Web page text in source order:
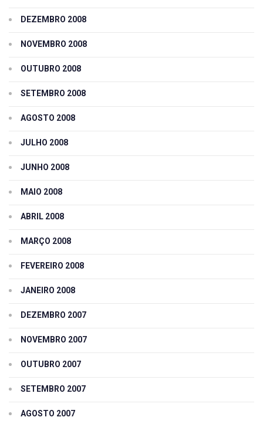
DEZEMBRO 2008
NOVEMBRO 2008
OUTUBRO 2008
SETEMBRO 2008
AGOSTO 2008
JULHO 2008
JUNHO 2008
MAIO 2008
ABRIL 2008
MARÇO 2008
FEVEREIRO 2008
JANEIRO 2008
DEZEMBRO 2007
NOVEMBRO 2007
OUTUBRO 2007
SETEMBRO 2007
AGOSTO 2007